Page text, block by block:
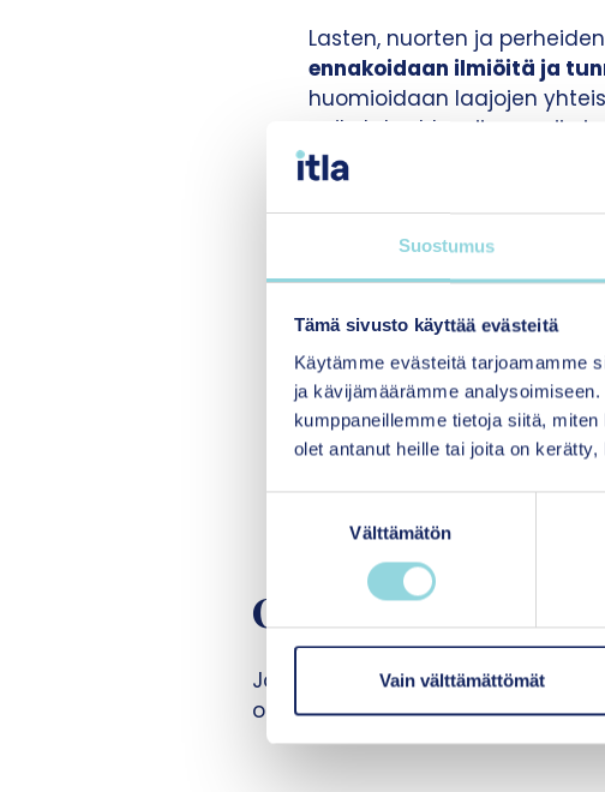
Suostumus
Tämä sivusto käyttää evästeitä
Käytämme evästeitä tarjoamamme
ja kävijämäärämme
kumppaneillemme tietoja siitä,
olet antanut heille tai joita on
m
k
Välttämätön
Vain välttämättömät
Lasten, nuorten ja perheiden
ennakoidaan ilmiöitä ja
huomioidaan laajojen
vaikutukset lapsiin, nuoriin
hyvinvoinnin haasteiden
kehitys sekä geopoliittiset
kuunnellaan aidosti ja he
ratkaisuja.
vapaa-ajalla – vaalitaan
vanhemmat saavat
Jokainen lapsi ja nuori
riippumatta . Lapsuudella
Ota yhteyttä
Jos sinulla on kysyttävää Itlan
ota yhteyttä toimitusjohtaja